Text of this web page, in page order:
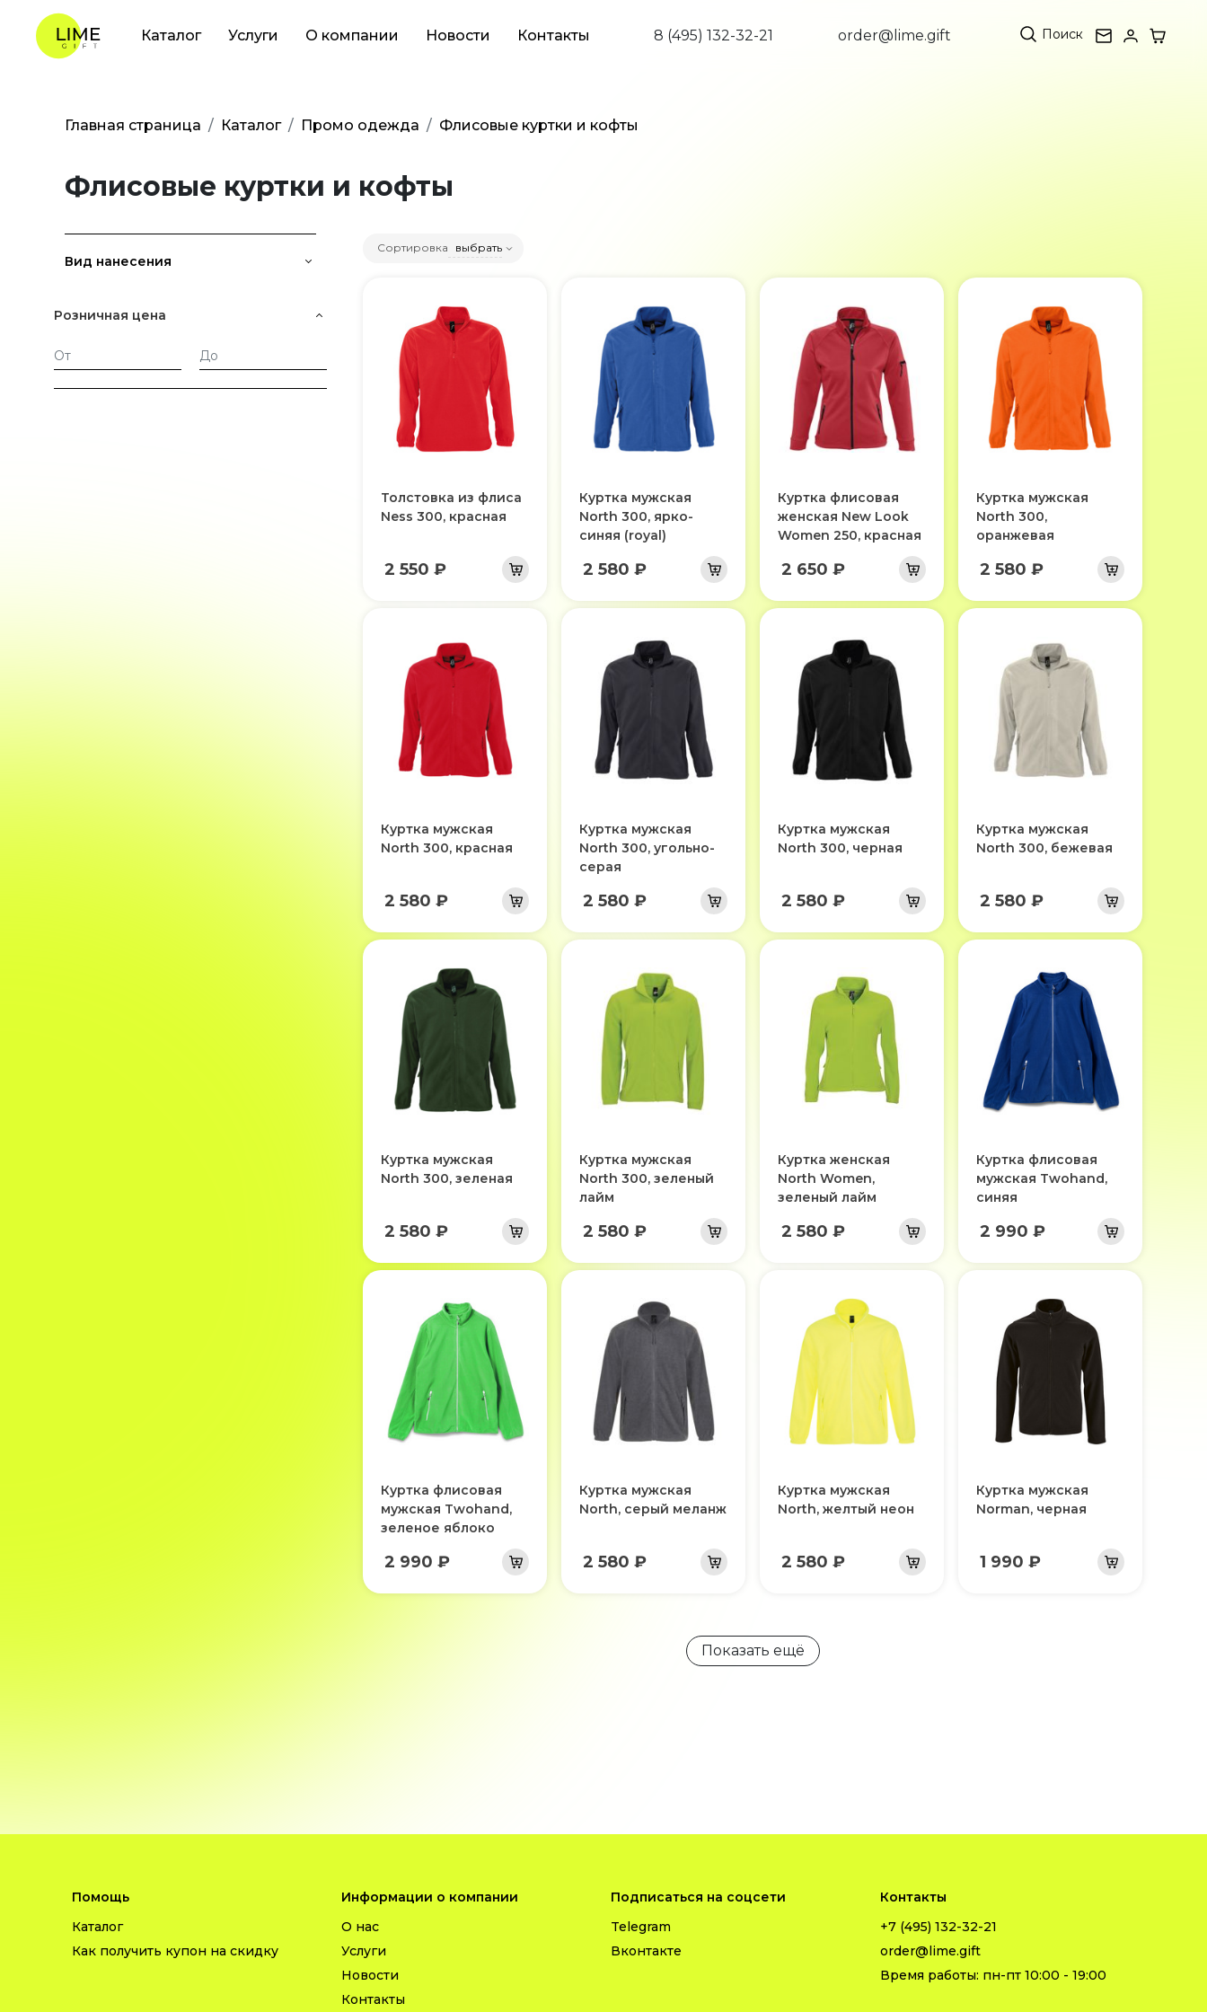
Каталог Услуги О компании Новости Контакты 8 (495) 132-32-21 order@lime.gift Поиск
Главная страница Каталог Промо одежда Флисовые куртки и кофты
Флисовые куртки и кофты
Вид нанесения
Розничная цена
Сортировка выбрать
Толстовка из флиса
Ness 300, красная
2 550 ₽
Куртка мужская
North 300, ярко-
синяя (royal)
2 580 ₽
Куртка флисовая
женская New Look
Women 250, красная
2 650 ₽
Куртка мужская
North 300,
оранжевая
2 580 ₽
Куртка мужская
North 300, красная
2 580 ₽
Куртка мужская
North 300, угольно-
серая
2 580 ₽
Куртка мужская
North 300, черная
2 580 ₽
Куртка мужская
North 300, бежевая
2 580 ₽
Куртка мужская
North 300, зеленая
2 580 ₽
Куртка мужская
North 300, зеленый
лайм
2 580 ₽
Куртка женская
North Women,
зеленый лайм
2 580 ₽
Куртка флисовая
мужская Twohand,
синяя
2 990 ₽
Куртка флисовая
мужская Twohand,
зеленое яблоко
2 990 ₽
Куртка мужская
North, серый меланж
2 580 ₽
Куртка мужская
North, желтый неон
2 580 ₽
Куртка мужская
Norman, черная
1 990 ₽
Показать ещё
Помощь
Каталог
Как получить купон на скидку
Информации о компании
О нас
Услуги
Новости
Контакты
Подписаться на соцсети
Telegram
Вконтакте
Контакты
+7 (495) 132-32-21
order@lime.gift
Время работы: пн-пт 10:00 - 19:00